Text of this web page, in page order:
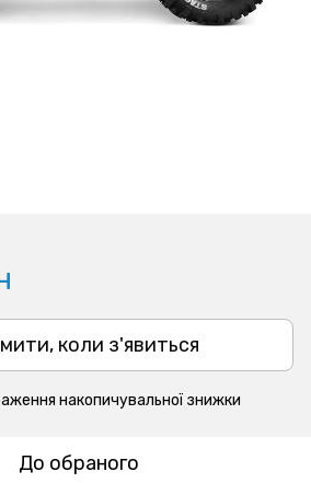
коли з'явиться
накопичувальної знижки
До обраного